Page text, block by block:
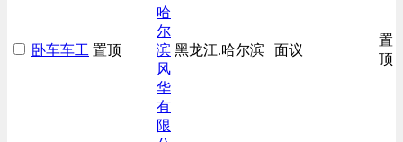
卧车车工 置顶
哈
尔
滨
风
华
有
限
黑龙江.哈尔滨 面议
置
顶